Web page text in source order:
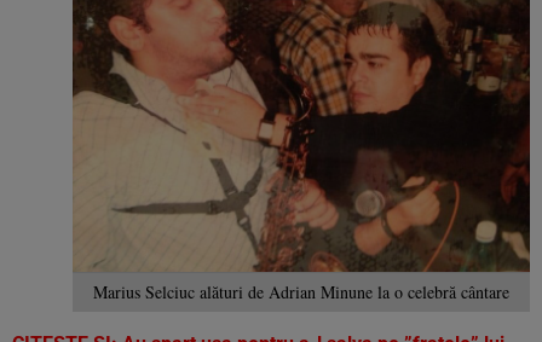
Marius Selciuc alături de Adrian Minune la o celebră cântare